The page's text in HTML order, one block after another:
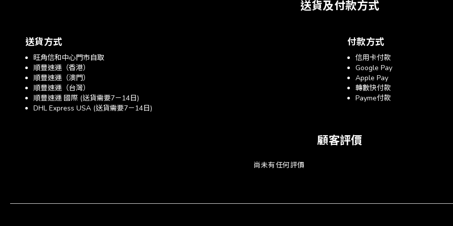
送貨及付款方式
送貨方式
旺角信和中心門市自取
順豐速運（香港）
順豐速運（澳門）
順豐速運（台灣）
順豐速運 國際 (送貨需要7－14日)
DHL Express USA (送貨需要7－14日)
付款方式
信用卡付款
Google Pay
Apple Pay
轉數快付款
Payme付款
顧客評價
尚未有任何評價